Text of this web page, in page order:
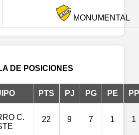
MONUMENTAL
DE POSICIONES
PTS PJ PG PE PP
C.
22 9 7 1 1